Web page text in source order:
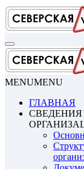
Перейти
содержимому
MENUMENU
ГЛАВНАЯ
СВЕДЕНИЯ